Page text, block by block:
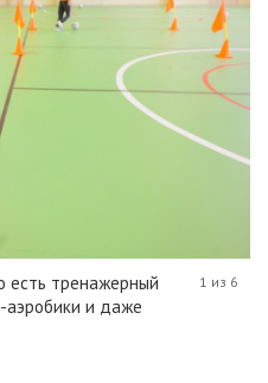
есть тренажерный
аэробики и даже
1 из 6